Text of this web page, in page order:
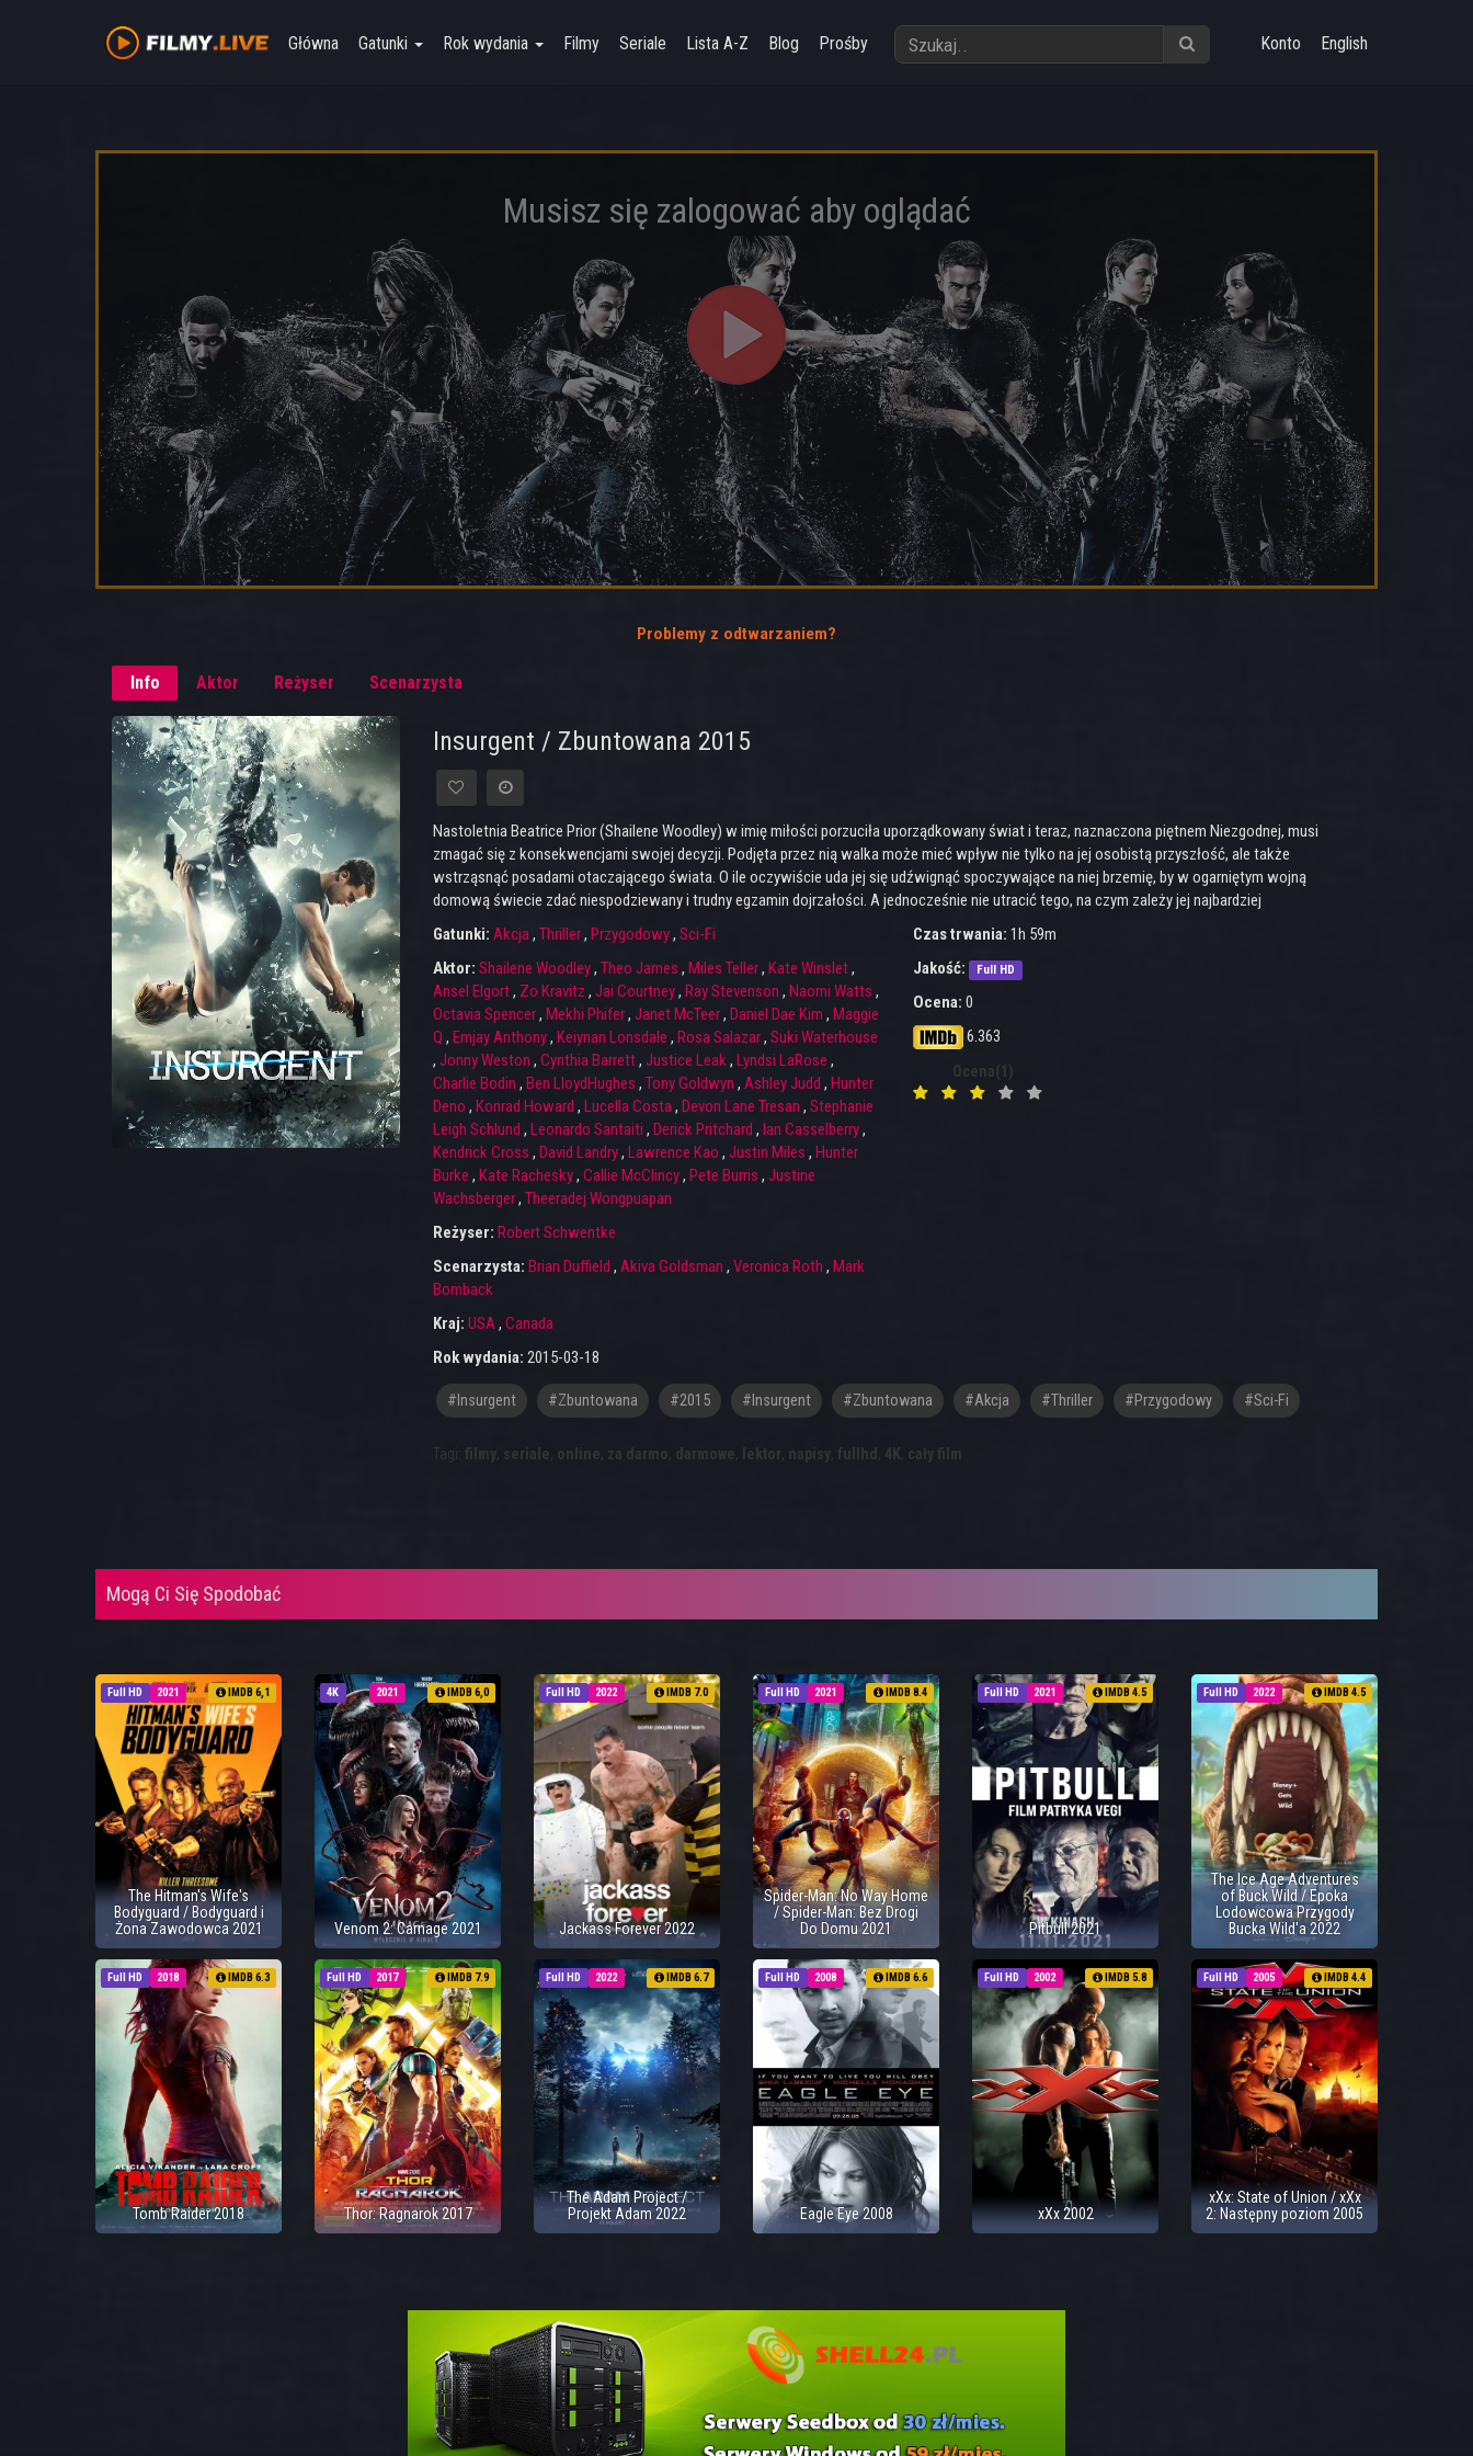
Główna Gatunki Rok wydania Filmy Seriale Lista A-Z Blog Prośby Konto English
Musisz się zalogować aby oglądać
Problemy z odtwarzaniem?
Info Aktor Reżyser Scenarzysta
Insurgent / Zbuntowana 2015
Nastoletnia Beatrice Prior (Shailene Woodley) w imię miłości porzuciła uporządkowany świat i teraz, naznaczona piętnem Niezgodnej, musi
zmagać się z konsekwencjami swojej decyzji. Podjęta przez nią walka może mieć wpływ nie tylko na jej osobistą przyszłość, ale także
wstrząsnąć posadami otaczającego świata. O ile oczywiście uda jej się udźwignąć spoczywające na niej brzemię, by w ogarniętym wojną
domową świecie zdać niespodziewany i trudny egzamin dojrzałości. A jednocześnie nie utracić tego, na czym zależy jej najbardziej
Gatunki: Akcja, Thriller, Przygodowy, Sci-Fi
Aktor: Shailene Woodley, Theo James , Miles Teller, Kate Winslet,
Ansel Elgort, Zo Kravitz , Jai Courtney, Ray Stevenson , Naomi Watts ,
Octavia Spencer, Mekhi Phifer, Janet McTeer, Daniel Dae Kim , Maggie
Q , Emjay Anthony, Keiynan Lonsdale , Rosa Salazar, Suki Waterhouse
, Jonny Weston , Cynthia Barrett, Justice Leak, Lyndsi LaRose ,
Charlie Bodin , Ben LloydHughes , Tony Goldwyn , Ashley Judd , Hunter
Deno , Konrad Howard , Lucella Costa, Devon Lane Tresan , Stephanie
Leigh Schlund , Leonardo Santaiti , Derick Pritchard , Ian Casselberry,
Kendrick Cross , David Landry, Lawrence Kao , Justin Miles , Hunter
Burke , Kate Rachesky, Callie McClincy, Pete Burris , Justine
Wachsberger, Theeradej Wongpuapan
Reżyser: Robert Schwentke
Scenarzysta: Brian Duffield , Akiva Goldsman , Veronica Roth , Mark
Bomback
Kraj: USA, Canada
Rok wydania: 2015-03-18
Czas trwania: 1h 59m
Jakość:
Full HD
Ocena: 0
6.363
Ocena(1)
#insurgent #zbuntowana #2015 #Insurgent #Zbuntowana #akcja #thriller #przygodowy #sci-Fi
Tagi: filmy, seriale, online, za darmo, darmowe, lektor, napisy, fullhd , 4K, cały film
Mogą Ci Się Spodobać
Full HD 2021 IMDB 6,1
The Hitman's Wife's
Bodyguard / Bodyguard i
Żona Zawodowca 2021
4K 2021 IMDB 6,0
Venom 2: Carnage 2021
Full HD 2022 IMDB 7.0
Jackass Forever 2022
Full HD 2021 IMDB 8.4
Spider-Man: No Way Home
/ Spider-Man: Bez Drogi
Do Domu 2021
Full HD 2021 IMDB 4.5
Pitbull 2021
Full HD 2022 IMDB 4.5
The Ice Age Adventures
of Buck Wild / Epoka
Lodowcowa Przygody
Bucka Wild'a 2022
Full HD 2018 IMDB 6.3
Tomb Raider 2018
Full HD 2017 IMDB 7.9
Thor: Ragnarok 2017
Full HD 2022 IMDB 6.7
The Adam Project /
Projekt Adam 2022
Full HD 2008 IMDB 6.6
Eagle Eye 2008
Full HD 2002 IMDB 5.8
xXx 2002
Full HD 2005 IMDB 4.4
xXx: State of Union / xXx
2: Następny poziom 2005